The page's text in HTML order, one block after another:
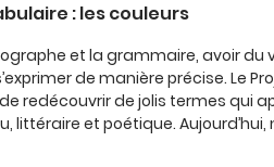
: les couleurs
et la grammaire, avoir du
de manière précise. Le
redécouvrir de jolis termes qui
littéraire et poétique. Aujourd’hui,